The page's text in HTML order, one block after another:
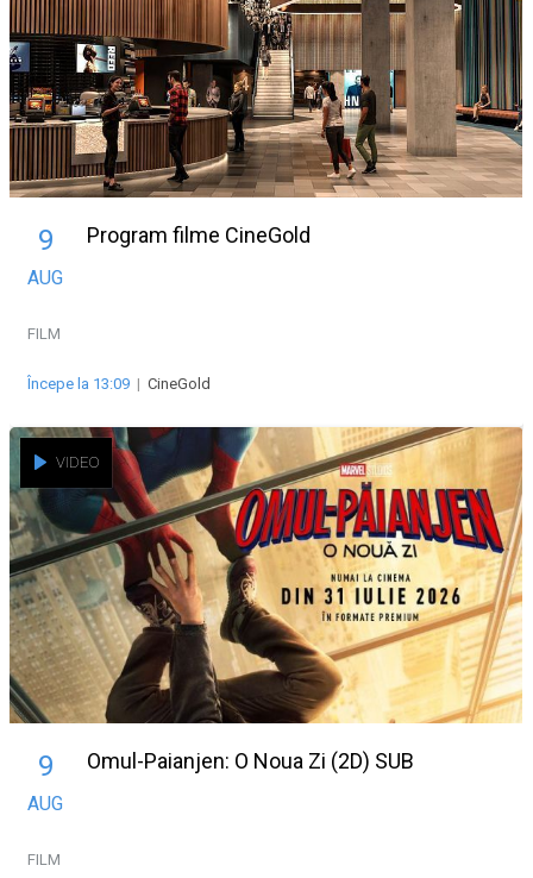
9
AUG
Program filme CineGold
FILM
Începe la 13:09 | CineGold
VIDEO
9
AUG
Omul-Paianjen: O Noua Zi (2D) SUB
FILM